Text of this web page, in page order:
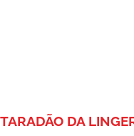
TARADÃO DA